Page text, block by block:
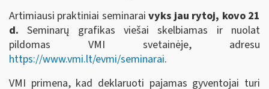
Artimiausi praktiniai seminaraivyks jau rytoj, kovo 21
d. Seminarų grafikas viešai skelbiamas ir nuolat
pildomas VMI svetainėje, adresu
https://www.vmi.lt/evmi/seminarai.
VMI primena, kad deklaruoti pajamas gyventojai turi